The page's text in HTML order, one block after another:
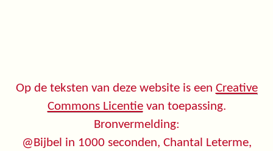
Op de teksten van deze website is een Creative
Commons Licentievan toepassing.
Bronvermelding:
@Bijbel in 1000 seconden, Chantal Leterme,